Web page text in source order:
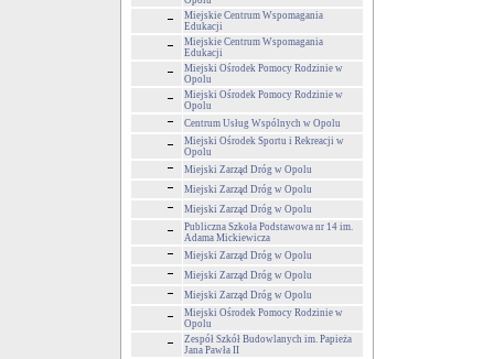
Miejskie Centrum Wspomagania
Edukacji
Miejskie Centrum Wspomagania
Edukacji
Miejski Ośrodek Pomocy Rodzinie w
Opolu
Miejski Ośrodek Pomocy Rodzinie w
Opolu
Centrum Usług Wspólnych w Opolu
Miejski Ośrodek Sportu i Rekreacji w
Opolu
Miejski Zarząd Dróg w Opolu
Miejski Zarząd Dróg w Opolu
Miejski Zarząd Dróg w Opolu
Publiczna Szkoła Podstawowa nr 14 im.
Adama Mickiewicza
Miejski Zarząd Dróg w Opolu
Miejski Zarząd Dróg w Opolu
Miejski Zarząd Dróg w Opolu
Miejski Ośrodek Pomocy Rodzinie w
Opolu
Zespół Szkół Budowlanych im. Papieża
Jana Pawła II